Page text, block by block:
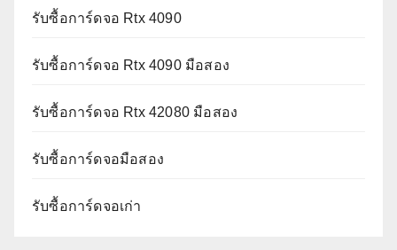
รับซื้อการ์ดจอ Rtx 4090
รับซื้อการ์ดจอ Rtx 4090 มือสอง
รับซื้อการ์ดจอ Rtx 42080 มือสอง
รับซื้อการ์ดจอมือสอง
รับซื้อการ์ดจอเก่า